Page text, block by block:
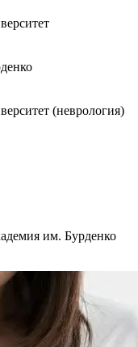
(неврология)
им. Бурденко